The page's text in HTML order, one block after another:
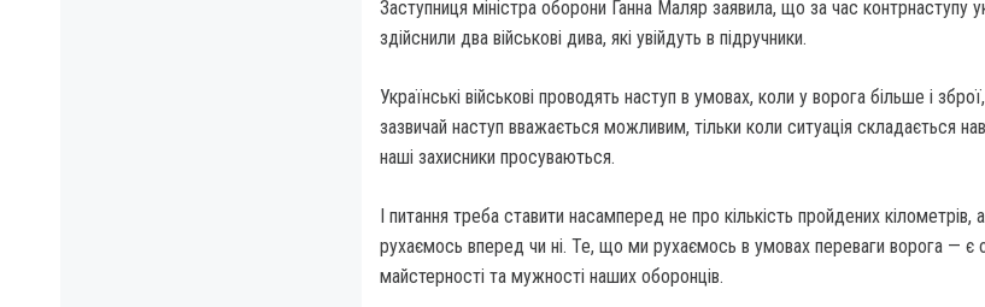
Заступниця міністра оборони Ганна Маляр заявила, що за час контрнаступу
здійснили два військові дива, які увійдуть в підручники.
Українські військові проводять наступ в умовах, коли у ворога більше і
зазвичай наступ вважається можливим, тільки коли ситуація складається
наші захисники просуваються.
І питання треба ставити насамперед не про кількість пройдених кілометрів,
рухаємось вперед чи ні. Те, що ми рухаємось в умовах переваги ворога — є
майстерності та мужності наших оборонців.